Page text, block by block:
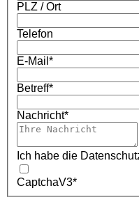
PLZ / Ort
Telefon
E-Mail *
Betreff*
Nachricht*
Ich habe die
CaptchaV3*